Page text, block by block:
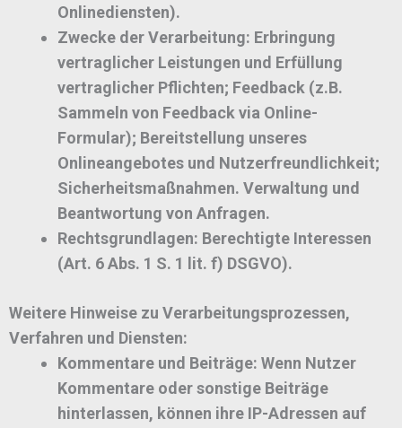
Onlinediensten).
Zwecke der Verarbeitung: Erbringung
vertraglicher Leistungen und Erfüllung
vertraglicher Pflichten; Feedback (z.B.
Sammeln von Feedback via Online-
Formular); Bereitstellung unseres
Onlineangebotes und Nutzerfreundlichkeit;
Sicherheitsmaßnahmen. Verwaltung und
Beantwortung von Anfragen.
Rechtsgrundlagen: Berechtigte Interessen
(Art. 6 Abs. 1 S. 1 lit. f) DSGVO).
Weitere Hinweise zu Verarbeitungsprozessen,
Verfahren und Diensten:
Kommentare und Beiträge: Wenn Nutzer
Kommentare oder sonstige Beiträge
hinterlassen, können ihre IP-Adressen auf